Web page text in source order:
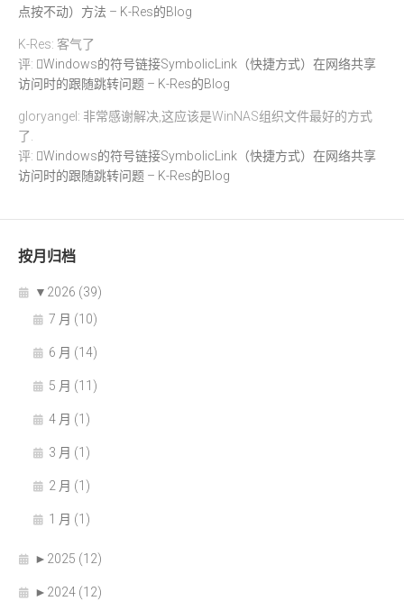
点按不动）方法 – K-Res的Blog
K-Res: 客气了
评:
Windows的符号链接SymbolicLink（快捷方式）在网络共享
访问时的跟随跳转问题 – K-Res的Blog
gloryangel: 非常感谢解决,这应该是WinNAS组织文件最好的方式
了.
评:
Windows的符号链接SymbolicLink（快捷方式）在网络共享
访问时的跟随跳转问题 – K-Res的Blog
按月归档
▼ 2026 (39)
7 月 (10)
6 月 (14)
5 月 (11)
4 月 (1)
3 月 (1)
2 月 (1)
1 月 (1)
► 2025 (12)
► 2024 (12)